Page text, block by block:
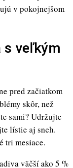
v pokojnejšom
s veľkým
pred začiatkom
skôr, než
sami? Udržujte
lístie aj sneh.
tri mesiace.
väčší ako 5 %